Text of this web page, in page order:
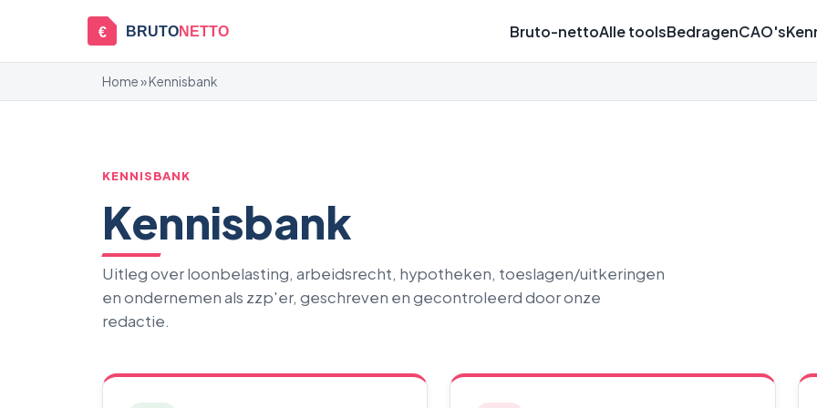
€ BRUTONETTO Bruto-nettoAlle toolsBedragenCAO's
Home» Kennisbank
KENNISBANK
Kennisbank
Uitleg over loonbelasting, arbeidsrecht, hypotheken, toeslagen/uitkeringen
en ondernemen als zzp'er, geschreven en gecontroleerd door onze
redactie.